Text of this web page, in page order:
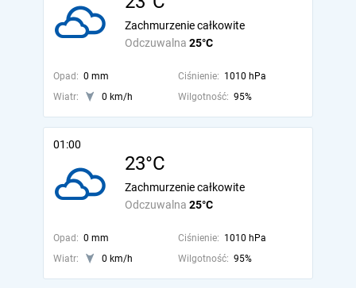
Odczuwalna 25°C
Zachmurzenie całkowite
Opad: 0 mm Ciśnienie: 1010 hPa
Wiatr:
0 km/h Wilgotność: 95%
01:00
23°C
Odczuwalna 25°C
Zachmurzenie całkowite
Opad: 0 mm Ciśnienie: 1010 hPa
Wiatr:
0 km/h Wilgotność: 95%